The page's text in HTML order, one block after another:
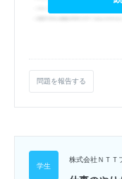
問題を報告する
株式会社ＮＴＴ